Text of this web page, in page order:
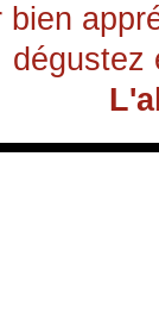
bien
dégustez